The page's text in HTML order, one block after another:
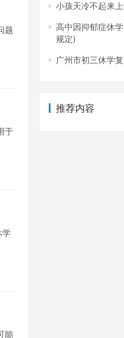
题
于
学
能
小孩天冷不起来
高中因抑郁症休
规定)
广州市初三休学
推荐内容